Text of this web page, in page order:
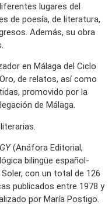
lugares del
de poesía, de literatura,
Además, su obra
en Málaga del Ciclo
de relatos, así como
promovido por la
de Málaga.
(Anáfora Editorial,
bilingüe español-
con un total de 126
publicados entre 1978 y
por María Postigo.